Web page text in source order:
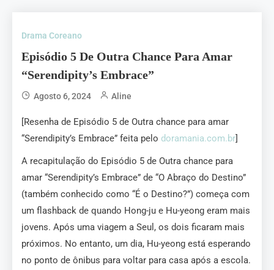
Drama Coreano
Episódio 5 De Outra Chance Para Amar
“Serendipity’s Embrace”
Agosto 6, 2024 Aline
[Resenha de Episódio 5 de Outra chance para amar
“Serendipity’s Embrace” feita pelo doramania.com.br]
A recapitulação do Episódio 5 de Outra chance para
amar “Serendipity’s Embrace” de “O Abraço do Destino”
(também conhecido como “É o Destino?”) começa com
um flashback de quando Hong-ju e Hu-yeong eram mais
jovens. Após uma viagem a Seul, os dois ficaram mais
próximos. No entanto, um dia, Hu-yeong está esperando
no ponto de ônibus para voltar para casa após a escola.